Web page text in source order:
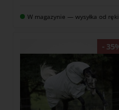
W magazynie — wysyłka od ręki